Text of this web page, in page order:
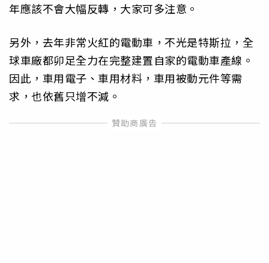
年應該不會大幅反轉，大家可多注意。
另外，去年非常火紅的電動車，不光是特斯拉，全
球車廠都卯足全力在完整建置自家的電動車產線。
因此，車用電子、車用材料，車用被動元件等需
求，也依舊只增不減。